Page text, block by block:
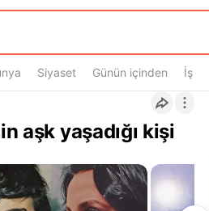
Siyaset Günün içinden İş
aşk yaşadığı kişi